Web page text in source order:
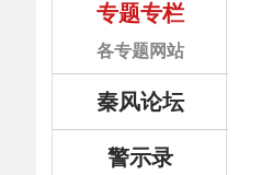
专题专栏
各专题网站
秦风论坛
警示录